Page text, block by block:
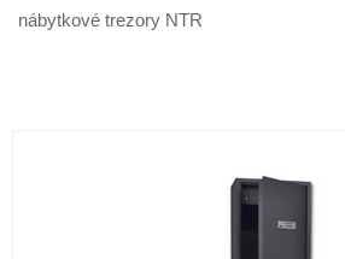
nábytkové trezory NTR